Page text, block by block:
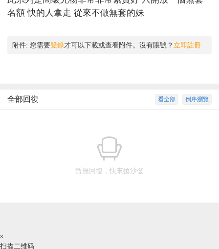
名額 快的人拿走 從來不做無套的妹
附件: 您需要登錄才可以下載或查看附件。沒有賬號？ 立即註冊
倒序瀏覽
看全部
全部回復
暫無回復，快來搶沙發
×
扫描二维码